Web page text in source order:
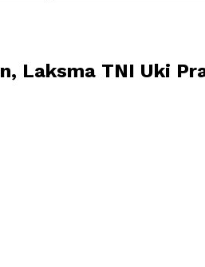
Laksma TNI Uki